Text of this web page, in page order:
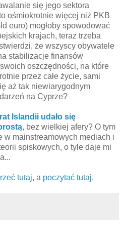
się jego sektora
ośmiokrotnie więcej niż PKB
euro) mogłoby spowodować
krajach, teraz trzeba
że wszyscy obywatele
stabilizacje finansów
oszczędności, na które
przez całe życie, sami
aż tak niewiarygodnym
na Cyprze?
Islandii udało się
, bez wielkiej afery? O tym
w mainstreamowych mediach i
spiskowych, o tyle daje mi
tutaj, a poczytać tutaj.